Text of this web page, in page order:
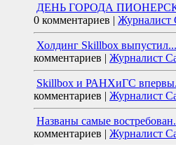
ДЕНЬ ГОРОДА
0 комментариев | Журналист
Холдинг Skillbox выпустил...
комментариев | Журналист
Skillbox и РАНХиГС
комментариев | Журналист
Названы самые
комментариев | Журналист